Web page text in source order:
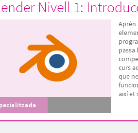
Nivell 1:
Aprèn
passa
curs
que
així et